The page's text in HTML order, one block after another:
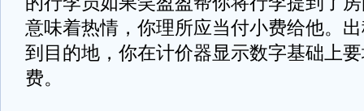
意味着热情，你理所应当付小费给他。
到目的地，你在计价器显示数字基础上
费。